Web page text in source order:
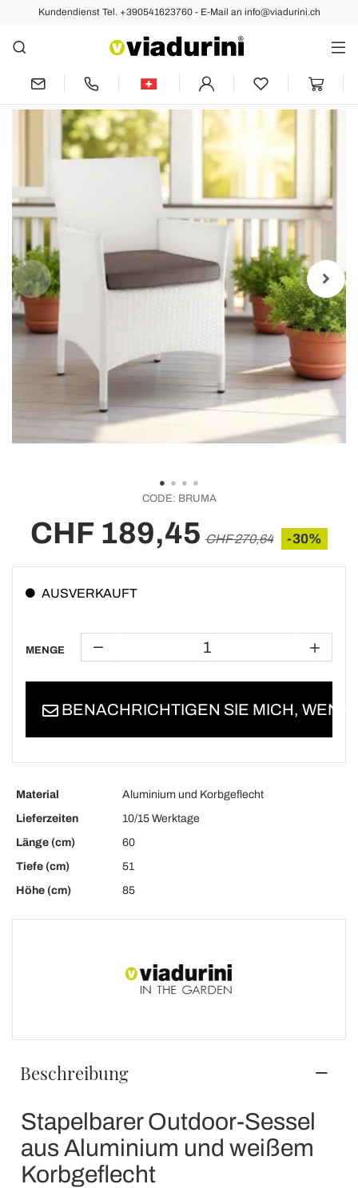
Kundendienst Tel. +390541623760 - E-Mail an info@viadurini.ch
Vorher Nächste
Stapelbarer Gartenstuhl aus
geflochtenem Aluminium - Bruma
CODE: BRUMA
CHF 189,45 CHF 270,64 -30%
AUSVERKAUFT
MENGE
BENACHRICHTIGEN SIE MICH, WENN
Material
Aluminium und Korbgeflecht
Lieferzeiten
10/15 Werktage
Länge (cm)
60
Tiefe (cm)
51
Höhe (cm)
85
Beschreibung
Stapelbarer Outdoor-Sessel
aus Aluminium und weißem
Korbgeflecht